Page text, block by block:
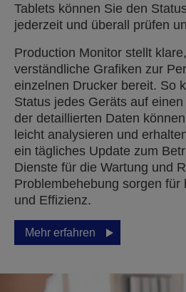
Tablets können Sie den
jederzeit und überall prüfen
Production Monitor stellt
verständliche Grafiken zur
einzelnen Drucker bereit. So
Status jedes Geräts auf
der detaillierten Daten
leicht analysieren und
ein tägliches Update zum
Dienste für die Wartung und
Problembehebung sorgen für
und Effizienz.
Mehr erfahren